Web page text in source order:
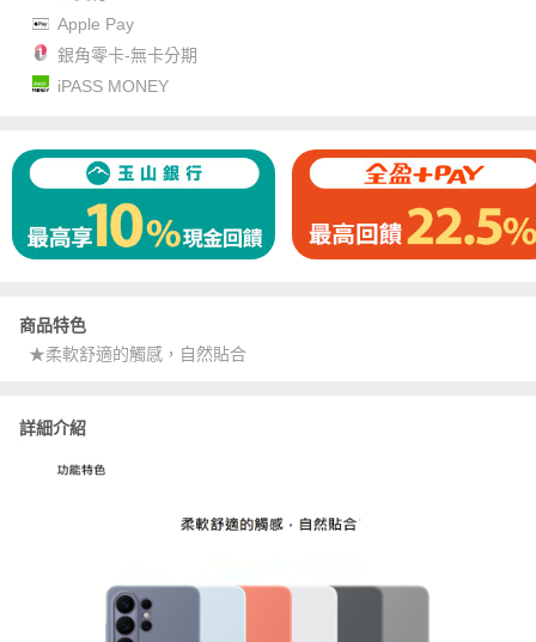
Apple Pay
銀角零卡-無卡分期
iPASS MONEY
商品特色
★柔軟舒適的觸感，自然貼合
詳細介紹